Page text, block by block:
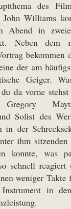
des
Williams
Abend in
Neben dem
bekommen
der am
Geiger.
da vorne
Solist des
der
ihm
konnte, was
schnell
weniger Takte
in